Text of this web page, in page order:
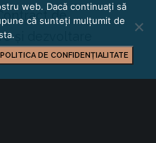
de
și dezvoltare
web. Dacă continuați să
că sunteți mulțumit de
POLITICA DE CONFIDENȚIALITATE